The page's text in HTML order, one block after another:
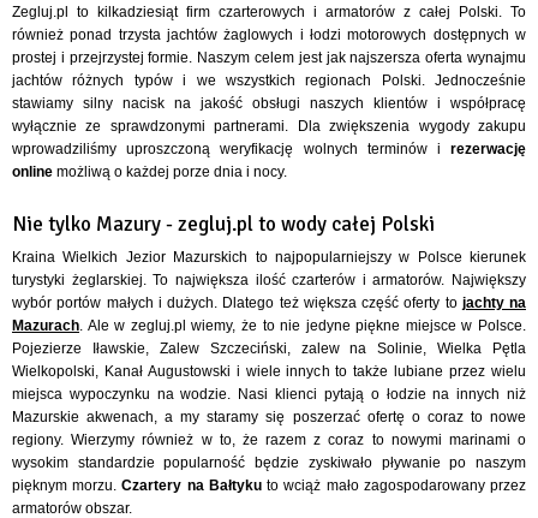
Zegluj.pl to kilkadziesiąt firm czarterowych i armatorów z całej Polski. To
również ponad trzysta jachtów żaglowych i łodzi motorowych dostępnych w
prostej i przejrzystej formie. Naszym celem jest jak najszersza oferta wynajmu
jachtów różnych typów i we wszystkich regionach Polski. Jednocześnie
stawiamy silny nacisk na jakość obsługi naszych klientów i współpracę
wyłącznie ze sprawdzonymi partnerami. Dla zwiększenia wygody zakupu
wprowadziliśmy uproszczoną weryfikację wolnych terminów i rezerwację
online możliwą o każdej porze dnia i nocy.
Nie tylko Mazury - zegluj.pl to wody całej Polski
Kraina Wielkich Jezior Mazurskich to najpopularniejszy w Polsce kierunek
turystyki żeglarskiej. To największa ilość czarterów i armatorów. Największy
wybór portów małych i dużych. Dlatego też większa część oferty to jachty na
Mazurach. Ale w zegluj.pl wiemy, że to nie jedyne piękne miejsce w Polsce.
Pojezierze Iławskie, Zalew Szczeciński, zalew na Solinie, Wielka Pętla
Wielkopolski, Kanał Augustowski i wiele innych to także lubiane przez wielu
miejsca wypoczynku na wodzie. Nasi klienci pytają o łodzie na innych niż
Mazurskie akwenach, a my staramy się poszerzać ofertę o coraz to nowe
regiony. Wierzymy również w to, że razem z coraz to nowymi marinami o
wysokim standardzie popularność będzie zyskiwało pływanie po naszym
pięknym morzu.Czartery na Bałtykuto wciąż mało zagospodarowany przez
armatorów obszar.